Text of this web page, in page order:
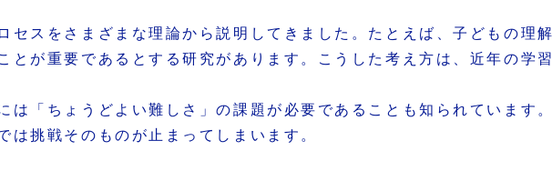
セスをさまざまな理論から説明してきました。たとえば、子どもの理
とが重要であるとする研究があります。こうした考え方は、近年の学
は「ちょうどよい難しさ」の課題が必要であることも知られています
は挑戦そのものが止まってしまいます。